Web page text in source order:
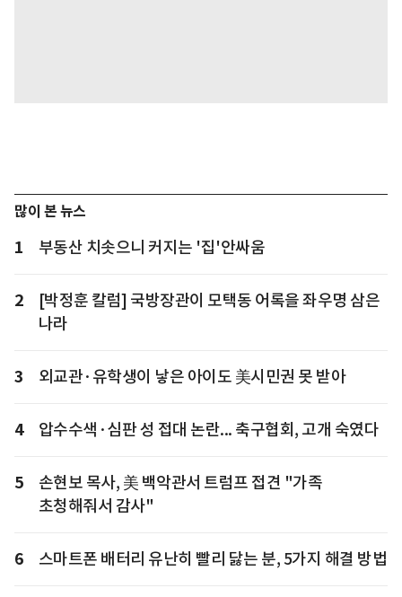
많이 본 뉴스
1 부동산 치솟으니 커지는 '집'안싸움
2
[박정훈 칼럼] 국방장관이 모택동 어록을 좌우명 삼은
나라
3 외교관·유학생이 낳은 아이도 美시민권 못 받아
4 압수수색·심판 성 접대 논란... 축구협회, 고개 숙였다
5
손현보 목사, 美 백악관서 트럼프 접견 "가족
초청해줘서 감사"
6 스마트폰 배터리 유난히 빨리 닳는 분, 5가지 해결 방법